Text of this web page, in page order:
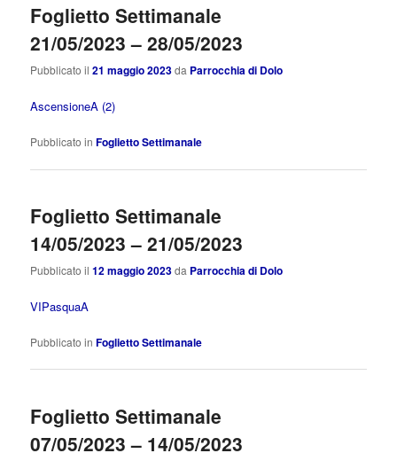
Foglietto Settimanale
21/05/2023 – 28/05/2023
Pubblicato il21 maggio 2023da Parrocchia di Dolo
AscensioneA (2)
Pubblicato in Foglietto Settimanale
Foglietto Settimanale
14/05/2023 – 21/05/2023
Pubblicato il12 maggio 2023da Parrocchia di Dolo
VIPasquaA
Pubblicato in Foglietto Settimanale
Foglietto Settimanale
07/05/2023 – 14/05/2023